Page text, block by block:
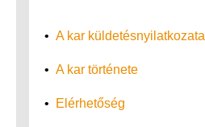
• A kar küldetés­nyilatkozata
• A kar története
• Elérhetőség